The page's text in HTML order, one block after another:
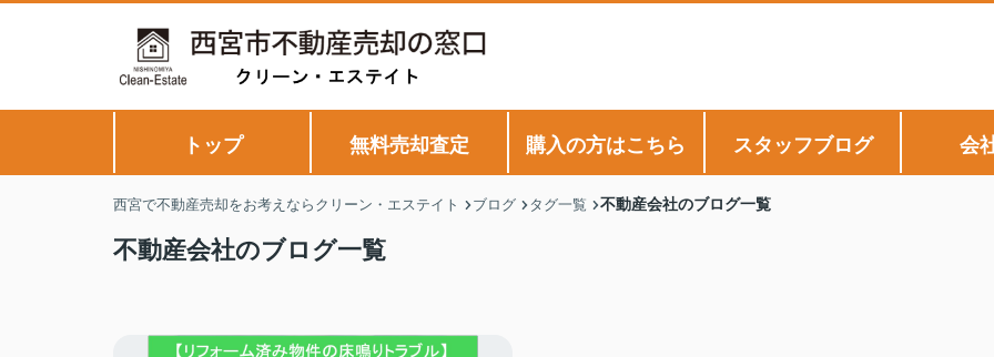
トップ 無料売却査定 購入の方はこちら スタッフブログ 会
西宮で不動産売却をお考えならクリーン・エステイト ブログ タグ一覧 不動産会社のブログ一覧
不動産会社のブログ一覧